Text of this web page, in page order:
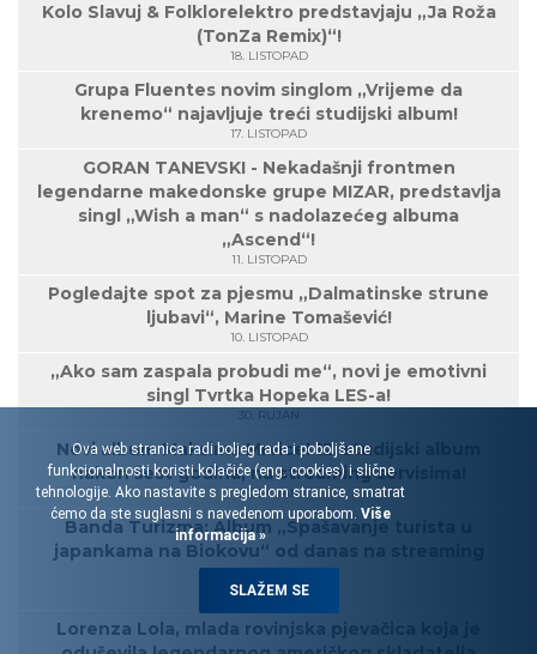
Kolo Slavuj & Folklorelektro predstavjaju „Ja Roža
(TonZa Remix)“!
18. LISTOPAD
Grupa Fluentes novim singlom „Vrijeme da
krenemo“ najavljuje treći studijski album!
17. LISTOPAD
GORAN TANEVSKI - Nekadašnji frontmen
legendarne makedonske grupe MIZAR, predstavlja
singl „Wish a man“ s nadolazećeg albuma
„Ascend“!
11. LISTOPAD
Pogledajte spot za pjesmu „Dalmatinske strune
ljubavi“, Marine Tomašević!
10. LISTOPAD
„Ako sam zaspala probudi me“, novi je emotivni
singl Tvrtka Hopeka LES-a!
30. RUJAN
Novi album Maksima Mrvice! 12. studijski album
nakon šest godina, na streaming servisima!
27. RUJAN
Banda Turizma: Album „Spašavanje turista u
japankama na Biokovu“ od danas na streaming
27. RUJAN
Lorenza Lola, mlada rovinjska pjevačica koja je
Ova web stranica radi boljeg rada i poboljšane
funkcionalnosti koristi kolačiće (eng. cookies) i slične
tehnologije. Ako nastavite s pregledom stranice, smatrat
ćemo da ste suglasni s navedenom uporabom. Više
informacija »
SLAŽEM SE